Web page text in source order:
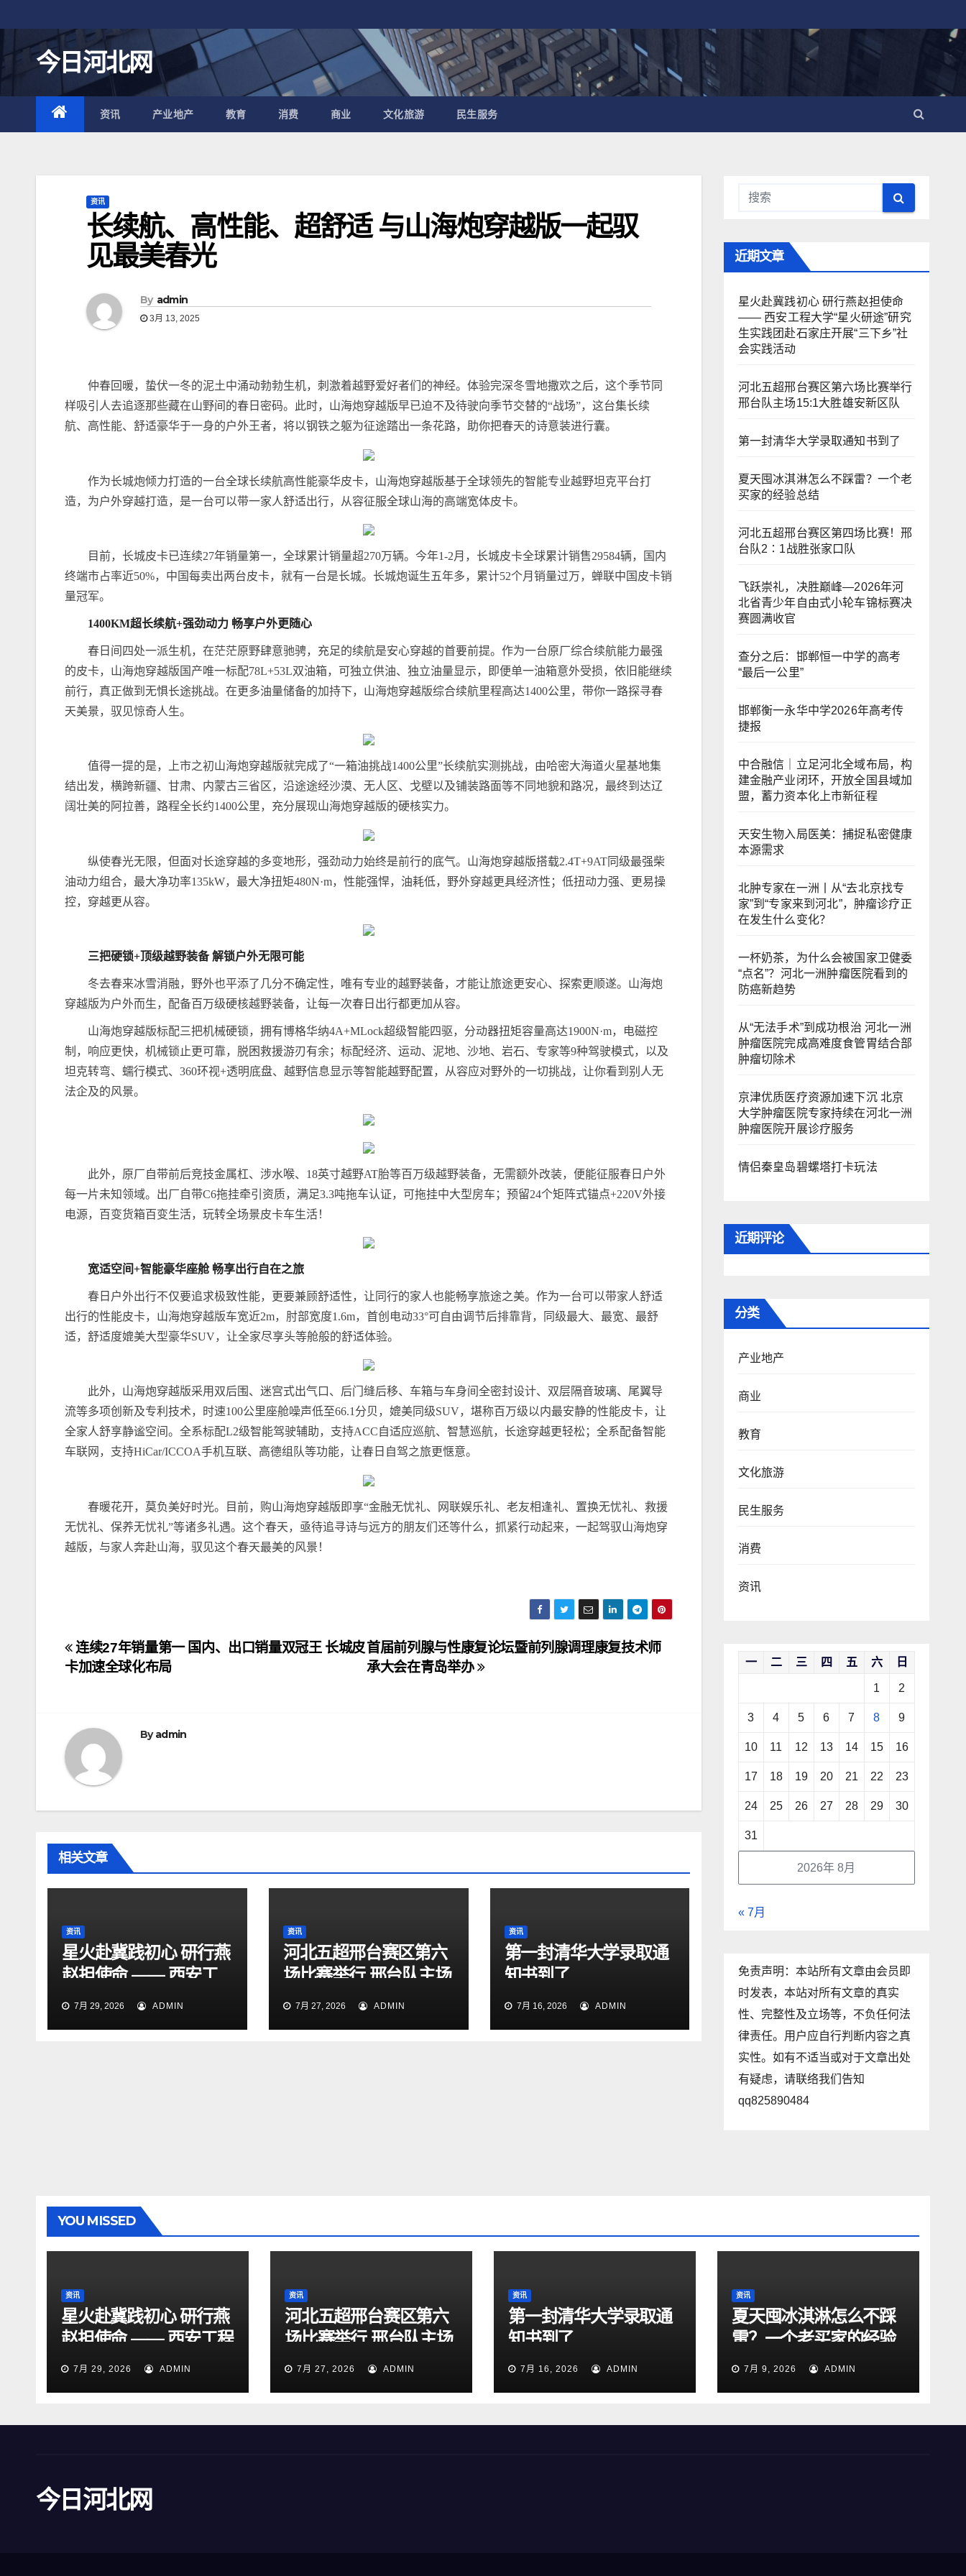
至
内
容
今日河北网
资讯 产业地产 教育 消费 商业 文化旅游 民生服务
资讯
长续航、高性能、超舒适 与山海炮穿越版一起驭
见最美春光
By admin
3月 13, 2025
仲春回暖，蛰伏一冬的泥土中涌动勃勃生机，刺激着越野爱好者们的神经。体验完深冬雪地撒欢之后，这个季节同
样吸引人去追逐那些藏在山野间的春日密码。此时，山海炮穿越版早已迫不及待驶向季节交替的“战场”，这台集长续
航、高性能、舒适豪华于一身的户外王者，将以钢铁之躯为征途踏出一条花路，助你把春天的诗意装进行囊。
作为长城炮倾力打造的一台全球长续航高性能豪华皮卡，山海炮穿越版基于全球领先的智能专业越野坦克平台打
造，为户外穿越打造，是一台可以带一家人舒适出行，从容征服全球山海的高端宽体皮卡。
目前，长城皮卡已连续27年销量第一，全球累计销量超270万辆。今年1-2月，长城皮卡全球累计销售29584辆，国内
终端市占率近50%，中国每卖出两台皮卡，就有一台是长城。长城炮诞生五年多，累计52个月销量过万，蝉联中国皮卡销
量冠军。
1400KM超长续航+强劲动力 畅享户外更随心
春日间四处一派生机，在茫茫原野肆意驰骋，充足的续航是安心穿越的首要前提。作为一台原厂综合续航能力最强
的皮卡，山海炮穿越版国产唯一标配78L+53L双油箱，可独立供油、独立油量显示，即便单一油箱意外受损，依旧能继续
前行，真正做到无惧长途挑战。在更多油量储备的加持下，山海炮穿越版综合续航里程高达1400公里，带你一路探寻春
天美景，驭见惊奇人生。
值得一提的是，上市之初山海炮穿越版就完成了“一箱油挑战1400公里”长续航实测挑战，由哈密大海道火星基地集
结出发，横跨新疆、甘肃、内蒙古三省区，沿途途经沙漠、无人区、戈壁以及铺装路面等不同地貌和路况，最终到达辽
阔壮美的阿拉善，路程全长约1400公里，充分展现山海炮穿越版的硬核实力。
纵使春光无限，但面对长途穿越的多变地形，强劲动力始终是前行的底气。山海炮穿越版搭载2.4T+9AT同级最强柴
油动力组合，最大净功率135kW，最大净扭矩480N·m，性能强悍，油耗低，野外穿越更具经济性；低扭动力强、更易操
控，穿越更从容。
三把硬锁+顶级越野装备 解锁户外无限可能
冬去春来冰雪消融，野外也平添了几分不确定性，唯有专业的越野装备，才能让旅途更安心、探索更顺遂。山海炮
穿越版为户外而生，配备百万级硬核越野装备，让每一次春日出行都更加从容。
山海炮穿越版标配三把机械硬锁，拥有博格华纳4A+MLock超级智能四驱，分动器扭矩容量高达1900N·m，电磁控
制，响应更快，机械锁止更可靠，脱困救援游刃有余；标配经济、运动、泥地、沙地、岩石、专家等9种驾驶模式，以及
坦克转弯、蠕行模式、360环视+透明底盘、越野信息显示等智能越野配置，从容应对野外的一切挑战，让你看到别人无
法企及的风景。
此外，原厂自带前后竞技金属杠、涉水喉、18英寸越野AT胎等百万级越野装备，无需额外改装，便能征服春日户外
每一片未知领域。出厂自带C6拖挂牵引资质，满足3.3吨拖车认证，可拖挂中大型房车；预留24个矩阵式锚点+220V外接
电源，百变货箱百变生活，玩转全场景皮卡车生活！
宽适空间+智能豪华座舱 畅享出行自在之旅
春日户外出行不仅要追求极致性能，更要兼顾舒适性，让同行的家人也能畅享旅途之美。作为一台可以带家人舒适
出行的性能皮卡，山海炮穿越版车宽近2m，肘部宽度1.6m，首创电动33°可自由调节后排靠背，同级最大、最宽、最舒
适，舒适度媲美大型豪华SUV，让全家尽享头等舱般的舒适体验。
此外，山海炮穿越版采用双后围、迷宫式出气口、后门缝后移、车箱与车身间全密封设计、双层隔音玻璃、尾翼导
流等多项创新及专利技术，时速100公里座舱噪声低至66.1分贝，媲美同级SUV，堪称百万级以内最安静的性能皮卡，让
全家人舒享静谧空间。全系标配L2级智能驾驶辅助，支持ACC自适应巡航、智慧巡航，长途穿越更轻松；全系配备智能
车联网，支持HiCar/ICCOA手机互联、高德组队等功能，让春日自驾之旅更惬意。
春暖花开，莫负美好时光。目前，购山海炮穿越版即享“金融无忧礼、网联娱乐礼、老友相逢礼、置换无忧礼、救援
无忧礼、保养无忧礼”等诸多礼遇。这个春天，亟待追寻诗与远方的朋友们还等什么，抓紧行动起来，一起驾驭山海炮穿
越版，与家人奔赴山海，驭见这个春天最美的风景！
文
章
航
首届前列腺与性康复论坛暨前列腺调理康复技术师
承大会在青岛举办
连续27年销量第一 国内、出口销量双冠王 长城皮
卡加速全球化布局
Byadmin
相关文章
资讯
星火赴冀践初心 研行燕
赵担使命 —— 西安工
程大学“星火研途”研究
7月 29, 2026 ADMIN
资讯
河北五超邢台赛区第六
场比赛举行 邢台队主场
15:1大胜雄安新区队
7月 27, 2026 ADMIN
资讯
第一封清华大学录取通
知书到了
7月 16, 2026 ADMIN
近期文章
星火赴冀践初心 研行燕赵担使命
—— 西安工程大学“星火研途”研究
生实践团赴石家庄开展“三下乡”社
会实践活动
河北五超邢台赛区第六场比赛举行
邢台队主场15:1大胜雄安新区队
第一封清华大学录取通知书到了
夏天囤冰淇淋怎么不踩雷？一个老
买家的经验总结
河北五超邢台赛区第四场比赛！邢
台队2∶1战胜张家口队
飞跃崇礼，决胜巅峰—2026年河
北省青少年自由式小轮车锦标赛决
赛圆满收官
查分之后：邯郸恒一中学的高考
“最后一公里”
邯郸衡一永华中学2026年高考传
捷报
中合融信｜立足河北全域布局，构
建金融产业闭环，开放全国县域加
盟，蓄力资本化上市新征程
天安生物入局医美：捕捉私密健康
本源需求
北肿专家在一洲丨从“去北京找专
家”到“专家来到河北”，肿瘤诊疗正
在发生什么变化？
一杯奶茶，为什么会被国家卫健委
“点名”？河北一洲肿瘤医院看到的
防癌新趋势
从“无法手术”到成功根治 河北一洲
肿瘤医院完成高难度食管胃结合部
肿瘤切除术
京津优质医疗资源加速下沉 北京
大学肿瘤医院专家持续在河北一洲
肿瘤医院开展诊疗服务
情侣秦皇岛碧螺塔打卡玩法
近期评论
分类
产业地产
商业
教育
文化旅游
民生服务
消费
资讯
2026年 8月
一 二 三 四 五 六 日
1 2
3 4 5 6 7 8 9
10 11 12 13 14 15 16
17 18 19 20 21 22 23
24 25 26 27 28 29 30
31
« 7月
免责声明：本站所有文章由会员即
时发表，本站对所有文章的真实
性、完整性及立场等，不负任何法
律责任。用户应自行判断内容之真
实性。如有不适当或对于文章出处
有疑虑，请联络我们告知
qq825890484
YOU MISSED
资讯
星火赴冀践初心 研行燕
赵担使命 —— 西安工程
大学“星火研途”研究生
7月 29, 2026 ADMIN
资讯
河北五超邢台赛区第六
场比赛举行 邢台队主场
15:1大胜雄安新区队
7月 27, 2026 ADMIN
资讯
第一封清华大学录取通
知书到了
7月 16, 2026 ADMIN
资讯
夏天囤冰淇淋怎么不踩
雷？一个老买家的经验
总结
7月 9, 2026 ADMIN
今日河北网